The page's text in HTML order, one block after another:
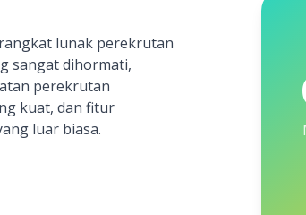
lunak perekrutan
sangat dihormati,
perekrutan
kuat, dan fitur
luar biasa.